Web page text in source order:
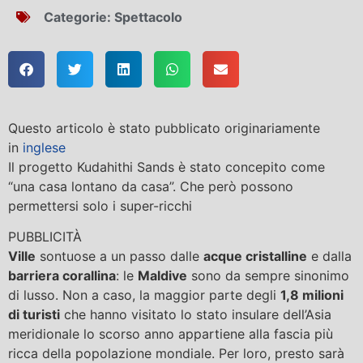
Categorie: Spettacolo
Questo articolo è stato pubblicato originariamente
in inglese
Il progetto Kudahithi Sands è stato concepito come
“una casa lontano da casa”. Che però possono
permettersi solo i super-ricchi
PUBBLICITÀ
Ville sontuose a un passo dalle acque cristalline e dalla
barriera corallina: le Maldive sono da sempre sinonimo
di lusso. Non a caso, la maggior parte degli 1,8 milioni
di turisti che hanno visitato lo stato insulare dell’Asia
meridionale lo scorso anno appartiene alla fascia più
ricca della popolazione mondiale. Per loro, presto sarà